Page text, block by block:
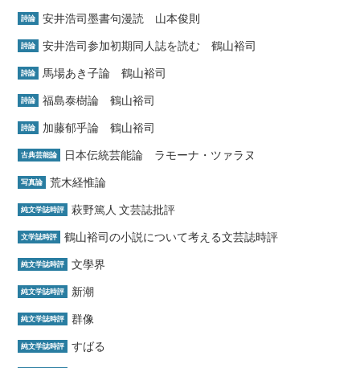
詩論 安井浩司墨書句漫読 山本俊則
詩論 安井浩司参加初期同人誌を読む 鶴山裕司
詩論 馬場あき子論 鶴山裕司
詩論 福島泰樹論 鶴山裕司
詩論 加藤郁乎論 鶴山裕司
古典芸能論 日本伝統芸能論 ラモーナ・ツァラヌ
写真論 荒木経惟論
純文学誌時評 萩野篤人 文芸誌批評
文学誌時評 鶴山裕司の小説について考える文芸誌時評
純文学誌時評 文學界
純文学誌時評 新潮
純文学誌時評 群像
純文学誌時評
すばる